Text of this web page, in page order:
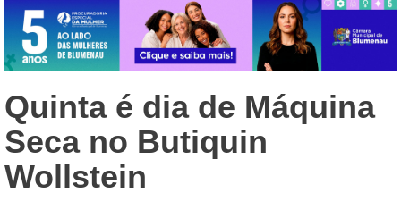
Quinta é dia de Máquina
Seca no Butiquin
Wollstein